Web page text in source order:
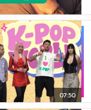
07:50